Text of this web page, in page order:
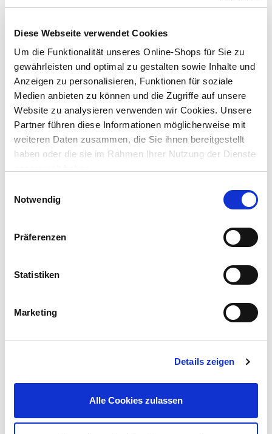
Diese Webseite verwendet Cookies
Um die Funktionalität unseres Online-Shops für Sie zu
gewährleisten und optimal zu gestalten sowie Inhalte und
Anzeigen zu personalisieren, Funktionen für soziale
Medien anbieten zu können und die Zugriffe auf unsere
Website zu analysieren verwenden wir Cookies. Unsere
Partner führen diese Informationen möglicherweise mit
weiteren Daten zusammen, die Sie ihnen bereitgestellt
haben oder die sie im Rahmen Ihrer Nutzung der Dienste
Notwendig
Präferenzen
Statistiken
Marketing
Details zeigen
Alle Cookies zulassen
Verfügbarkeit in deinem Markt.
Dieser Artikel kann über Abholung im Markt nicht
reserviert werden
Menge
In den Warenkorb
funktionell, sondern können auch ein Blickfang in deinem Outfit
Bewertungen
Versandkosten